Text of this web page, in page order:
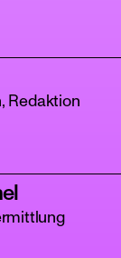
Redaktion